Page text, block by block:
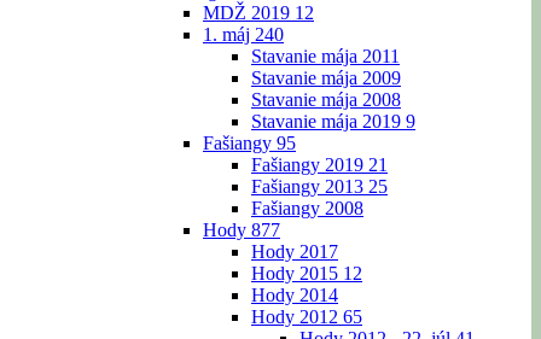
MDŽ 2019 12
1. máj 240
Stavanie mája 2011
Stavanie mája 2009
Stavanie mája 2008
Stavanie mája 2019 9
Fašiangy 95
Fašiangy 2019 21
Fašiangy 2013 25
Fašiangy 2008
Hody 877
Hody 2017
Hody 2015 12
Hody 2014
Hody 2012 65